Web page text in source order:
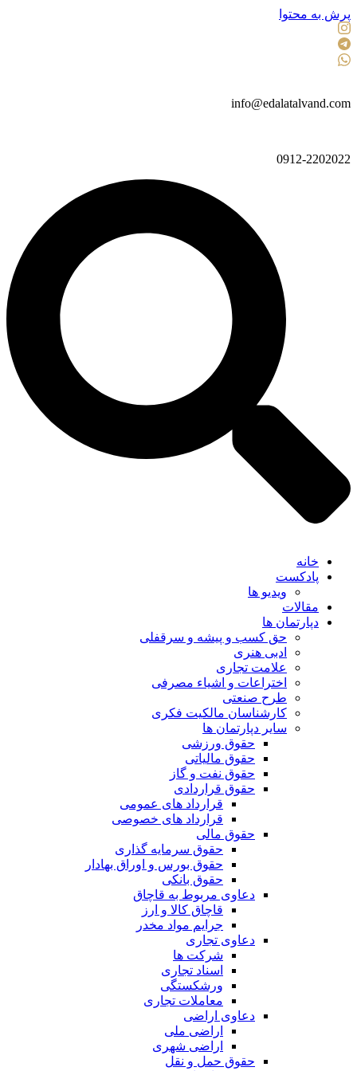
پرش به محتوا
info@edalatalvand.com
0912-2202022
خانه
پادکست
ویدیو ها
مقالات
دپارتمان ها
حق کسب و پیشه و سرقفلی
ادبی هنری
علامت تجاری
اختراعات و اشیاء مصرفی
طرح صنعتی
کارشناسان مالکیت فکری
سایر دپارتمان ها
حقوق ورزشی
حقوق مالیاتی
حقوق نفت و گاز
حقوق قراردادی
قرارداد های عمومی
قرارداد های خصوصی
حقوق مالی
حقوق سرمایه گذاری
حقوق بورس و اوراق بهادار
حقوق بانکی
دعاوی مربوط به قاچاق
قاچاق کالا و ارز
جرایم مواد مخدر
دعاوی تجاری
شرکت ها
اسناد تجاری
ورشکستگی
معاملات تجاری
دعاوی اراضی
اراضی ملی
اراضی شهری
حقوق حمل و نقل